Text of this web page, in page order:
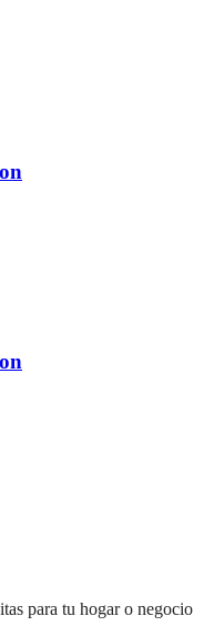
para tu hogar o negocio